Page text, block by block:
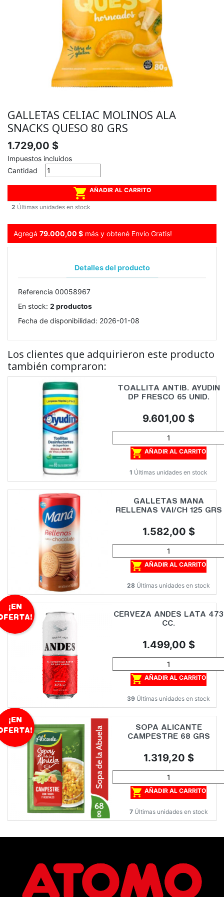
GALLETAS CELIAC MOLINOS ALA
SNACKS QUESO 80 GRS
1.729,00 $
Impuestos incluidos
Cantidad
 AÑADIR AL CARRITO
2 Últimas unidades en stock
Agregá 79.000,00 $ más y obtené Envío Gratis!
Detalles del producto
Referencia 00058967
En stock: 2 productos
Fecha de disponibilidad: 2026-01-08
Los clientes que adquirieron este producto
también compraron:
TOALLITA ANTIB. AYUDIN
DP FRESCO 65 UNID.
Precio
9.601,00 $
 AÑADIR AL CARRITO
1 Últimas unidades en stock
GALLETAS MANA
RELLENAS VAI/CH 125 GRS
Precio
1.582,00 $
 AÑADIR AL CARRITO
28 Últimas unidades en stock
CERVEZA ANDES LATA 473
CC.
Precio
1.499,00 $
 AÑADIR AL CARRITO
39 Últimas unidades en stock
¡EN
SOPA ALICANTE
CAMPESTRE 68 GRS
Precio
1.319,20 $
 AÑADIR AL CARRITO
7 Últimas unidades en stock
¡EN